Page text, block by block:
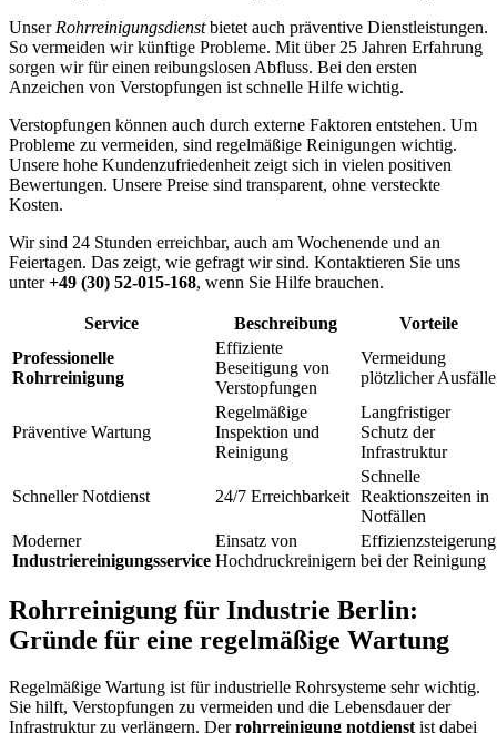
Unser Rohrreinigungsdienstbietet auch präventive Dienstleistungen.
So vermeiden wir künftige Probleme. Mit über 25 Jahren Erfahrung
sorgen wir für einen reibungslosen Abfluss. Bei den ersten
Anzeichen von Verstopfungen ist schnelle Hilfe wichtig.
Verstopfungen können auch durch externe Faktoren entstehen. Um
Probleme zu vermeiden, sind regelmäßige Reinigungen wichtig.
Unsere hohe Kundenzufriedenheit zeigt sich in vielen positiven
Bewertungen. Unsere Preise sind transparent, ohne versteckte
Kosten.
Wir sind 24 Stunden erreichbar, auch am Wochenende und an
Feiertagen. Das zeigt, wie gefragt wir sind. Kontaktieren Sie uns
unter+49 (30) 52-015-168, wenn Sie Hilfe brauchen.
Service Beschreibung
Vorteile
Professionelle
Rohrreinigung
Effiziente
Beseitigung von
Verstopfungen
Vermeidung
plötzlicher Ausfälle
Präventive Wartung
Regelmäßige
Inspektion und
Reinigung
Langfristiger
Schutz der
Infrastruktur
Schneller Notdienst 24/7 Erreichbarkeit
Schnelle
Reaktionszeiten in
Notfällen
Moderner
Industriereinigungsservice
Einsatz von
Hochdruckreinigern
Effizienzsteigerung
bei der Reinigung
Rohrreinigung für Industrie Berlin:
Gründe für eine regelmäßige Wartung
Regelmäßige Wartung ist für industrielle Rohrsysteme sehr wichtig.
Sie hilft, Verstopfungen zu vermeiden und die Lebensdauer der
Infrastruktur zu verlängern. Derrohrreinigung notdienst ist dabei